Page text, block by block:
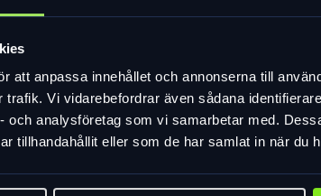
att anpassa innehållet och annonserna till
Vi vidarebefordrar även sådana
och analysföretag som vi samarbetar med.
tillhandahållit eller som de har samlat in när du
Specialized
vindväst
699 kr